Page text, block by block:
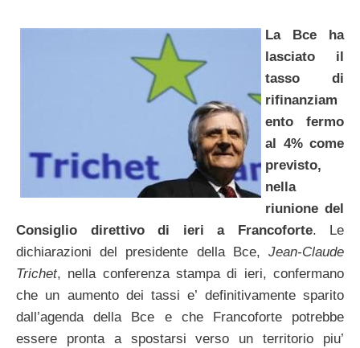
La Bce ha
lasciato il
tasso di
rifinanziam
ento fermo
al 4% come
previsto,
nella
riunione del
Consiglio direttivo di ieri a Francoforte. Le
dichiarazioni del presidente della Bce, Jean-Claude
Trichet, nella conferenza stampa di ieri, confermano
che un aumento dei tassi e’ definitivamente sparito
dall’agenda della Bce e che Francoforte potrebbe
essere pronta a spostarsi verso un territorio piu’